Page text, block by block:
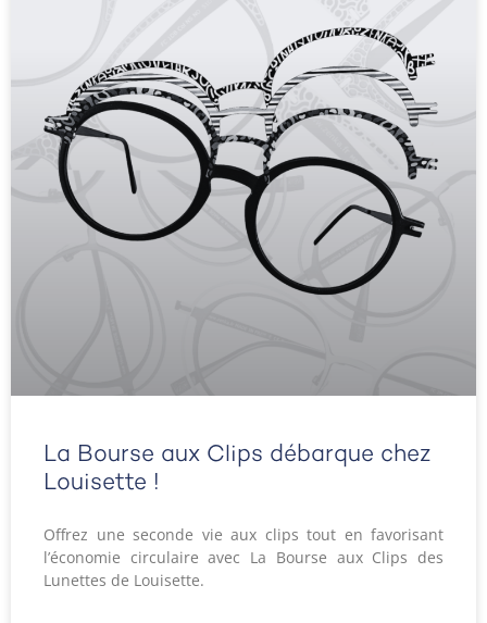
La Bourse aux Clips débarque chez
Louisette !
Offrez une seconde vie aux clips tout en favorisant
l’économie circulaire avec La Bourse aux Clips des
Lunettes de Louisette.